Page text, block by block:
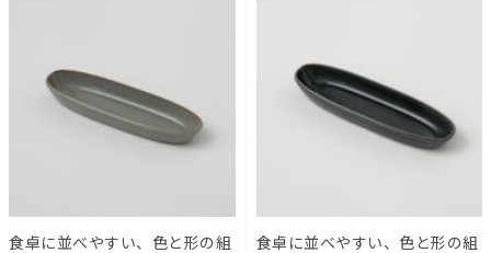
食卓に並べやすい、色と形の組
食卓に並べやすい、色と形の組